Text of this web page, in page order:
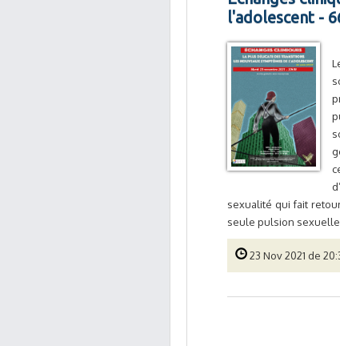
l'adolescent -
sexualité qui fait
seule pulsion
23 Nov 2021 de